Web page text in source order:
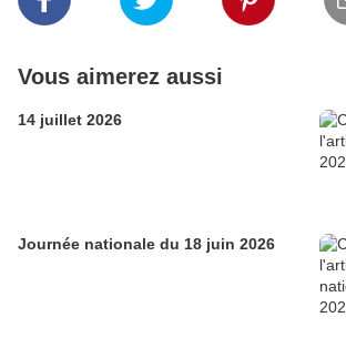
Vous aimerez aussi
14 juillet 2026
Journée nationale du 18 juin 2026